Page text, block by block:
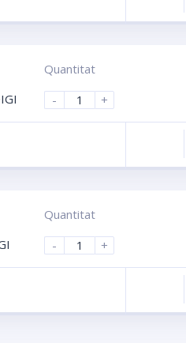
Quantitat
-
+
Quantitat
-
+